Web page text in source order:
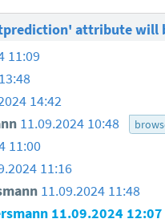
attribute will
11:09
14:42
11.09.2024 10:48
11:00
11:16
11.09.2024 11:48
11.09.2024